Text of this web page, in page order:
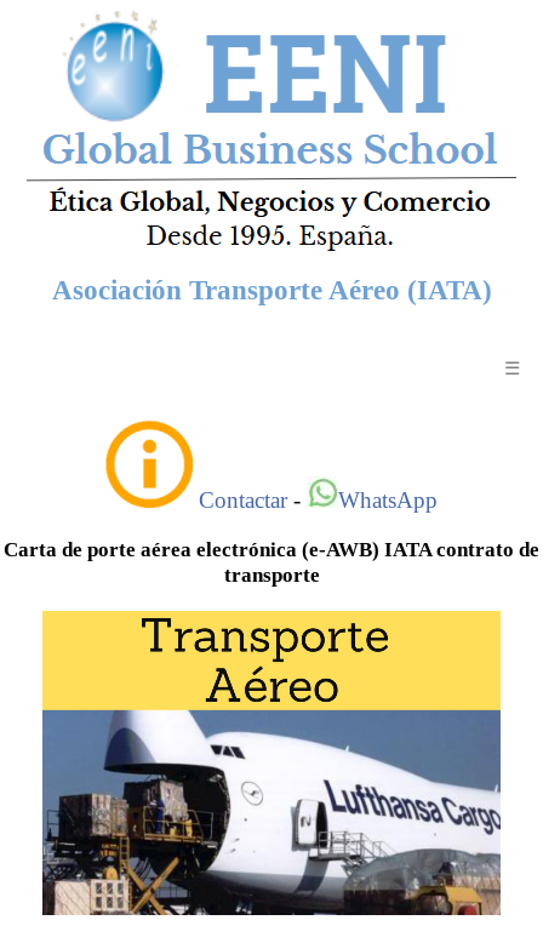
Asociación Transporte Aéreo (IATA)
☰
Contactar- WhatsApp
Carta de porte aérea electrónica (e-AWB) IATA contrato de
transporte